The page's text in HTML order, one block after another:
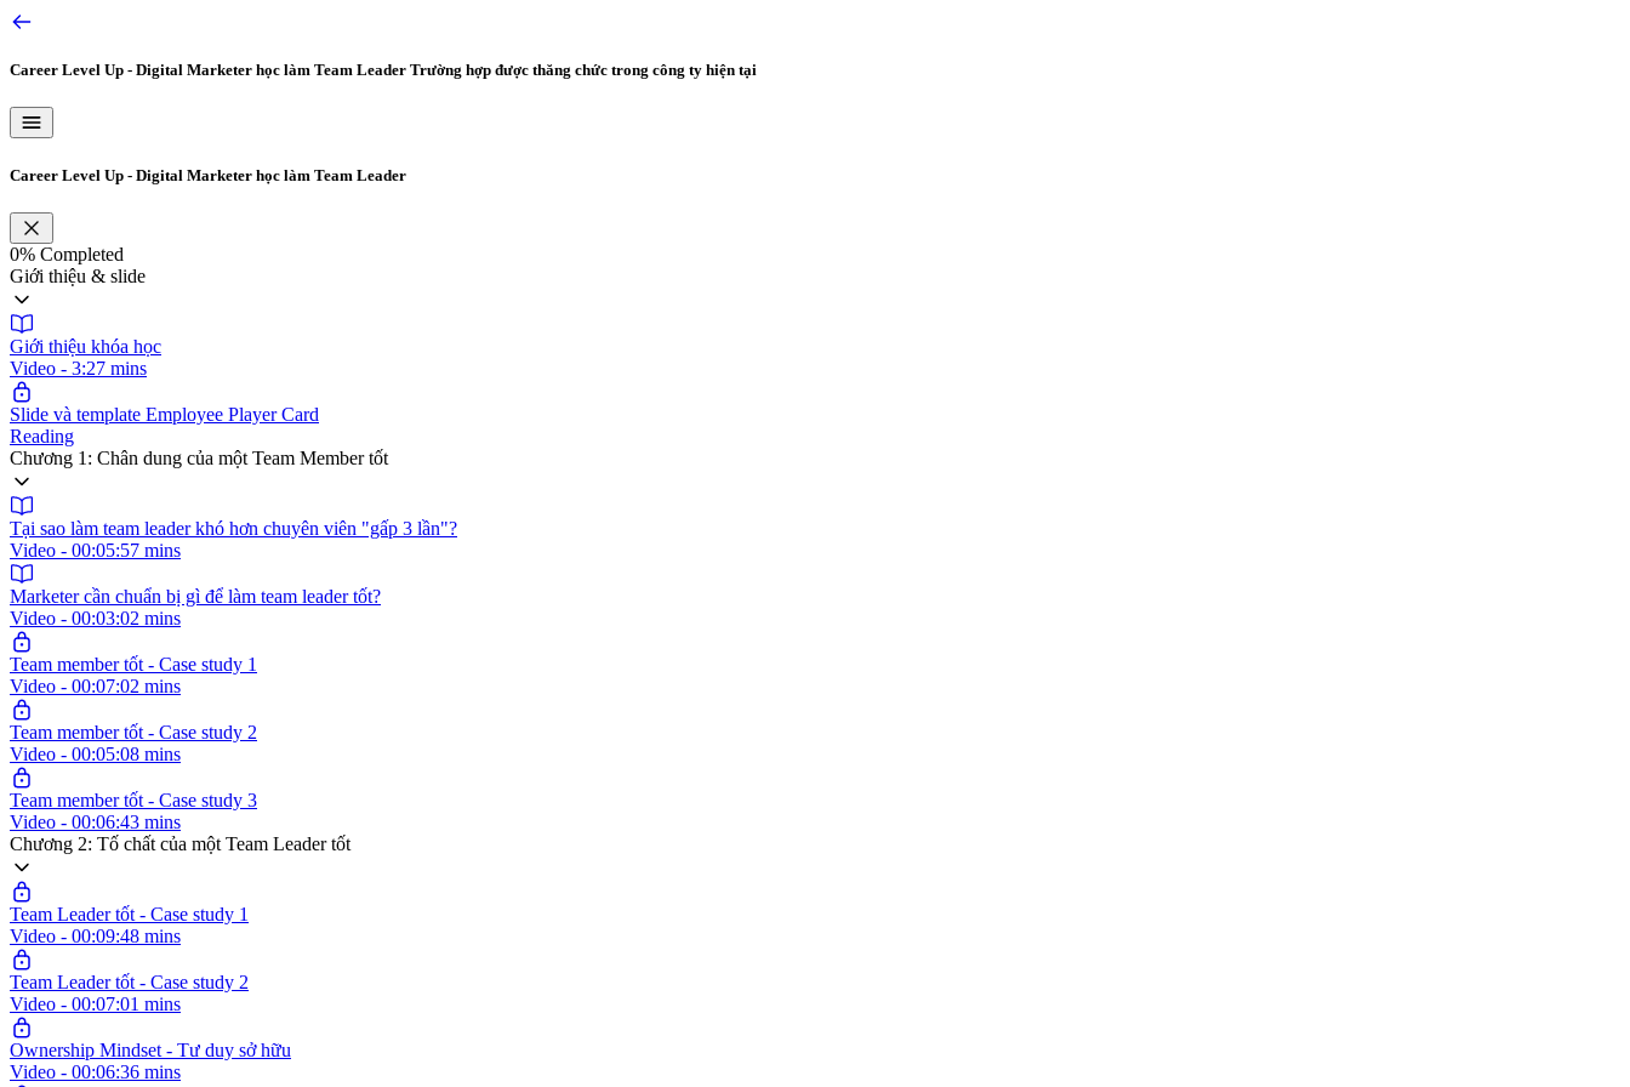
Career Level Up - Digital Marketer học làm Team Leader Trường hợp được thăng chức trong công ty hiện tại
Career Level Up - Digital Marketer học làm Team Leader
0% Completed
Giới thiệu & slide
Giới thiệu khóa học
Video - 3:27 mins
Slide và template Employee Player Card
Reading
Chương 1: Chân dung của một Team Member tốt
Tại sao làm team leader khó hơn chuyên viên "gấp 3 lần"?
Video - 00:05:57 mins
Marketer cần chuẩn bị gì để làm team leader tốt?
Video - 00:03:02 mins
Team member tốt - Case study 1
Video - 00:07:02 mins
Team member tốt - Case study 2
Video - 00:05:08 mins
Team member tốt - Case study 3
Video - 00:06:43 mins
Chương 2: Tố chất của một Team Leader tốt
Team Leader tốt - Case study 1
Video - 00:09:48 mins
Team Leader tốt - Case study 2
Video - 00:07:01 mins
Ownership Mindset - Tư duy sở hữu
Video - 00:06:36 mins